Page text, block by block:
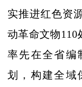
实推进红色资
动革命文物110
率先在全省编
划，构建全域